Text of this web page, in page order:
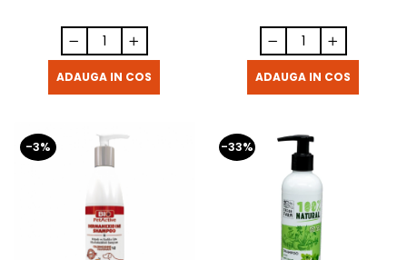
ADAUGA IN COS ADAUGA IN COS
-3% -33%